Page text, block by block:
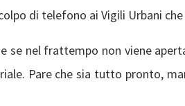
di telefono ai Vigili Urbani
se nel frattempo non viene
Pare che sia tutto pronto,